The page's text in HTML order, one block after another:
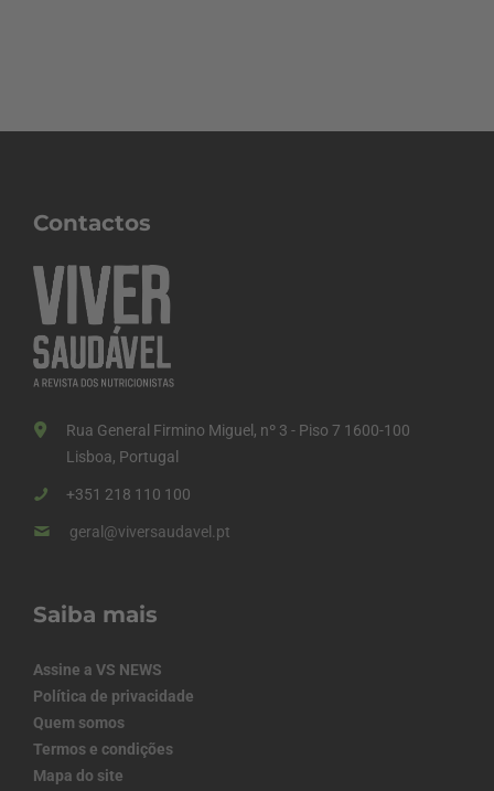
Contactos
Rua General Firmino Miguel, nº 3 - Piso 7 1600-100
Lisboa, Portugal
+351 218 110 100
geral@viversaudavel.pt
Saiba mais
Assine a VS NEWS
Política de privacidade
Quem somos
Termos e condições
Mapa do site